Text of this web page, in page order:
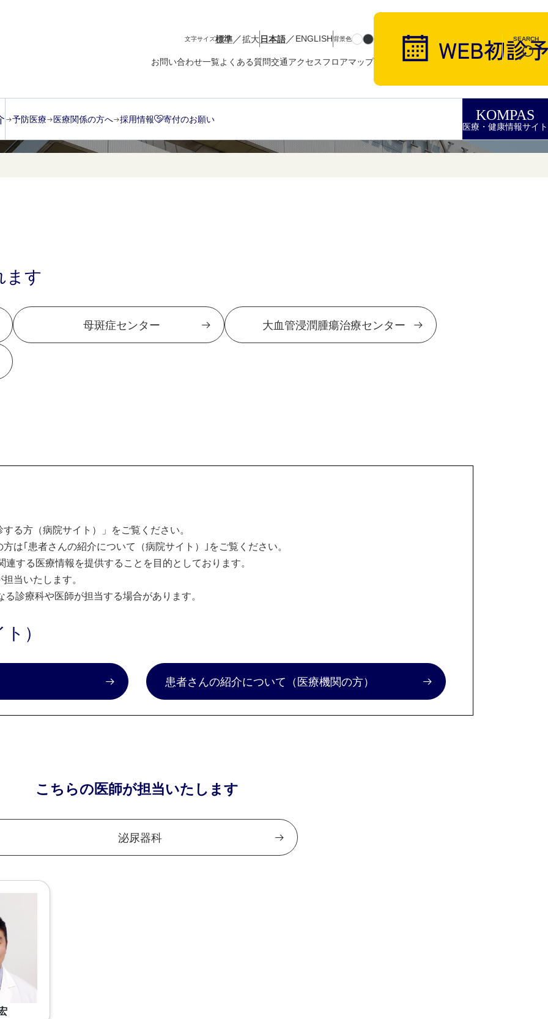
文字サイズ標準／拡大日本語／ENGLISH背景色
お問い合わせ一覧よくある質問交通アクセスフロアマップ
SEARCH
予防医療 医療関係の方へ 採用情報 寄付のお願い KOMPAS
医療・健康情報サイト
ます
母斑症センター 大血管浸潤腫瘍治療センター
る方（病院サイト）」をご覧ください。
は｢患者さんの紹介について（病院サイト）｣をご覧ください。
する医療情報を提供することを目的としております。
当いたします。
診療科や医師が担当する場合があります。
）
患者さんの紹介について （医療機関の方）
こちらの医師が担当いたします
泌尿器科